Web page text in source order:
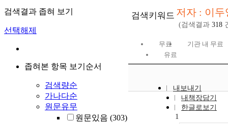
검색결과 좁혀 보기
선택해제
좁혀본 항목 보기순서
검색량순
가나다순
원문유무
원문있음 (303)
검색키워드 저자 : 이두
(검색결과 318
무료
기관 내 무료
유료
내보내기
내책장담기
한글로보기
1